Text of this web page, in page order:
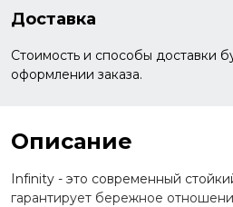
Доставка
Стоимость и способы доставки
оформлении заказа.
Описание
Infinity - это современный
гарантирует бережное